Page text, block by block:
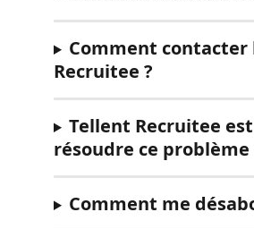
Comment contacter
Recruitee ?
Tellent Recruitee
résoudre ce problème
Comment me